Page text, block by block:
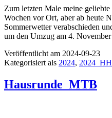
Zum letzten Male meine
Wochen vor Ort, aber ab heute
Sommerwetter verabschieden
um den Umzug am 4.
Veröffentlicht am 2024-09-23
Kategorisiert als 2024, 2024_HH
Hausrunde_MTB